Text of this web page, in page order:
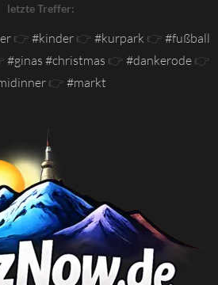
letzte Treffer:
👉 #kinder 👉 #kurpark 👉 #fußball
#ginas #christmas 👉 #dankerode👉
👉 #markt